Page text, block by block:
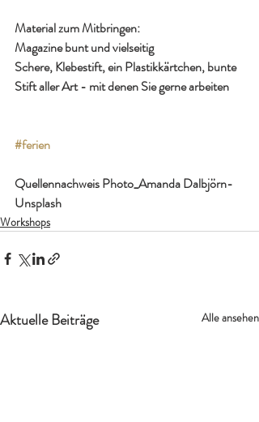
Material zum Mitbringen:
Magazine bunt und vielseitig
Schere, Klebestift, ein Plastikkärtchen, bunte
Stift aller Art - mit denen Sie gerne arbeiten
#ferien
Quellennachweis Photo_Amanda Dalbjörn-
Unsplash
Workshops
Aktuelle Beiträge Alle ansehen